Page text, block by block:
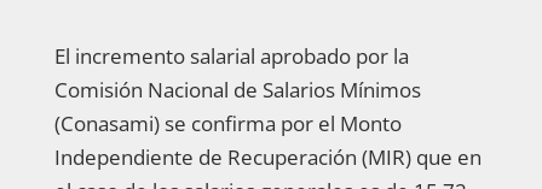
El incremento salarial aprobado por la
Comisión Nacional de Salarios Mínimos
(Conasami) se confirma por el Monto
Independiente de Recuperación (MIR) que en